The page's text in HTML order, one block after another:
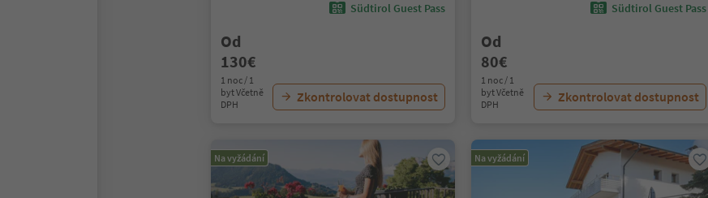
Südtirol Guest Pass
Od
130€
1 noc / 1
byt Včetně
DPH
Zkontrolovat dostupnost
Südtirol Guest Pass
Od
80€
1 noc / 1
byt Včetně
DPH
Zkontrolovat dostupnost
Na vyžádání Na vyžádání